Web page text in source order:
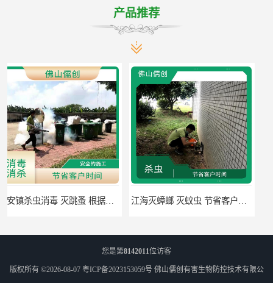
产品推荐
您是第8142011位访客
版权所有 ©2026-08-07 粤ICP备2023153059号 佛山儒创有害生物防控技术有限公